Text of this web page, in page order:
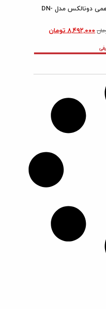
چای ساز روهمی دونالکس مدل DN-
تومان